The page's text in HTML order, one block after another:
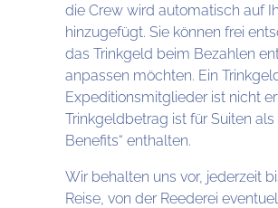
die Crew wird automatisch auf
hinzugefügt. Sie können frei
das Trinkgeld beim Bezahlen
anpassen möchten. Ein
Expeditionsmitglieder ist nicht
Trinkgeldbetrag ist für Suiten als
Benefits“ enthalten.
Wir behalten uns vor, jederzeit
Reise, von der Reederei